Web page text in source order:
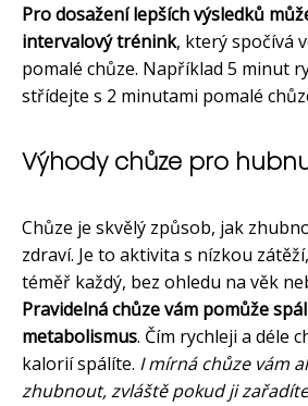
Pro dosažení lepších výsledků
intervalový trénink, který spočívá
pomalé chůze. Například 5 minut
střídejte s 2 minutami pomalé
Výhody chůze pro
Chůze je skvělý způsob, jak
zdraví. Je to aktivita s nízkou
téměř každý, bez ohledu na věk
Pravidelná chůze vám pomůže
metabolismus. Čím rychleji a déle
kalorií spálíte. I mírná chůze vám
zhubnout, zvláště pokud ji